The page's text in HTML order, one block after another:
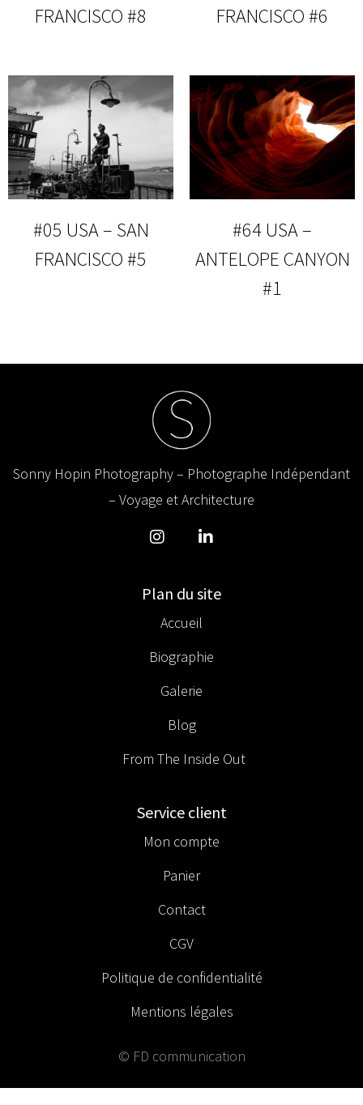
FRANCISCO #8
FRANCISCO #6
#05 USA – SAN
FRANCISCO #5
#64 USA –
ANTELOPE CANYON
#1
Sonny Hopin Photography – Photographe Indépendant
– Voyage et Architecture
Plan du site
Accueil
Biographie
Galerie
Blog
From The Inside Out
Service client
Mon compte
Panier
Contact
CGV
Politique de confidentialité
Mentions légales
© FD communication